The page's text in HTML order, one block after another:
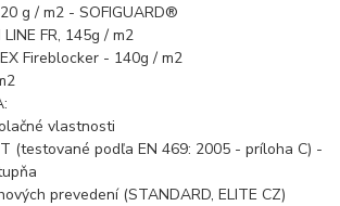
g / m2 - SOFIGUARD®
FR, 145g / m2
Fireblocker - 140g / m2
vlastnosti
(testované podľa EN 469: 2005 - príloha C) -
prevedení (STANDARD, ELITE CZ)